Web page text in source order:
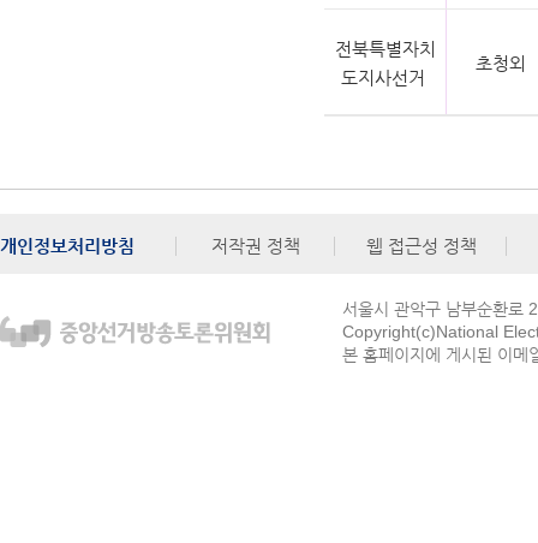
전북특별자치
도지사선거
초청외
개인정보처리방침 저작권 정책 웹 접근성 정책
서울시 관악구 남부순환로
Copyright(c)National
본 홈페이지에 게시된 이메